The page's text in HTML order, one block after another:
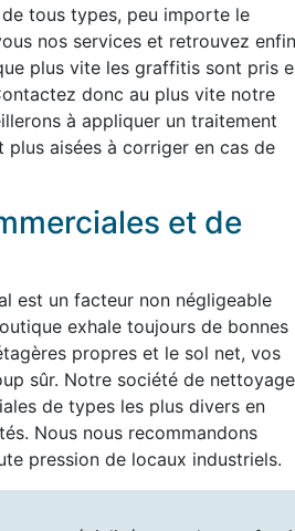
tous types, peu importe le
nos services et retrouvez enfin
plus vite les graffitis sont pris
donc au plus vite notre
à appliquer un traitement
aisées à corriger en cas de
et de
est un facteur non négligeable
exhale toujours de bonnes
propres et le sol net, vos
sûr. Notre société de nettoyage
de types les plus divers en
Nous nous recommandons
pression de locaux industriels.